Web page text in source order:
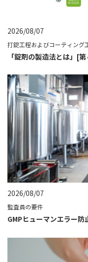
2026/08/07
打錠工程およびコーティング
「錠剤の製造法とは」[
2026/08/07
監査員の要件
GMPヒューマンエラー防